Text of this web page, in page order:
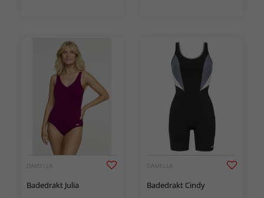
DAMELLA
Badedrakt Julia
DAMELLA
Badedrakt Cindy